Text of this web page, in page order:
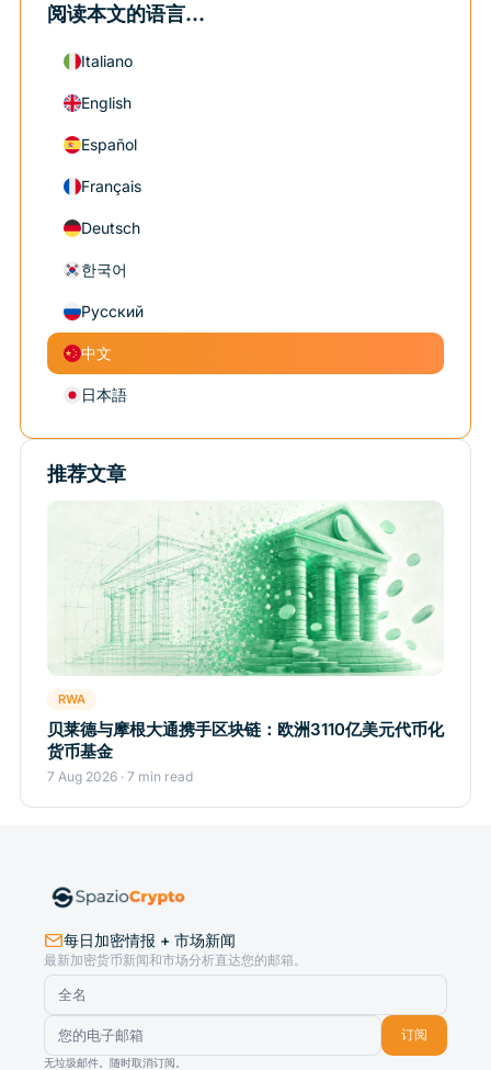
阅读本文的语言...
Italiano
English
Español
Français
Deutsch
한국어
Русский
中文
日本語
推荐文章
RWA
贝莱德与摩根大通携手区块链：欧洲3110亿美元代币化
货币基金
7 Aug 2026 · 7 min read
每日加密情报 + 市场新闻
最新加密货币新闻和市场分析直达您的邮箱。
订阅
无垃圾邮件。随时取消订阅。